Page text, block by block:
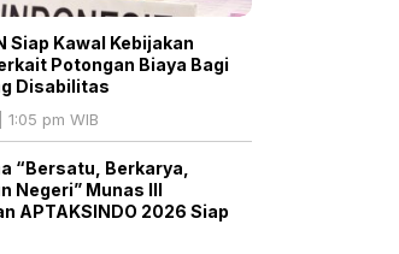
Siap Kawal Kebijakan
Potongan Biaya Bagi
Disabilitas
pm WIB
“Bersatu, Berkarya,
Negeri” Munas III
APTAKSINDO 2026 Siap